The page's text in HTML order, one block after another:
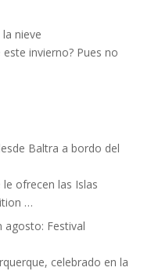
nieve
invierno? Pues no
Baltra a bordo del
ofrecen las Islas
…
agosto: Festival
celebrado en la